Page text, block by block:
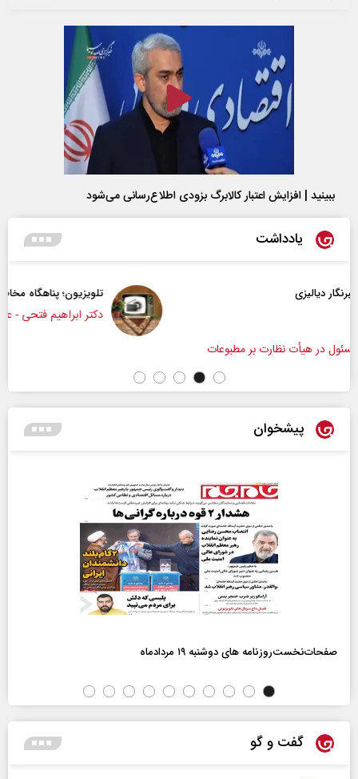
ببینید | افزایش اعتبار کالابرگ بزودی اطلاع‌رسانی می‌شود
یادداشت
تلویزیون؛ پناهگاه مخاطب در روزهای ابهام
دکتر ابراهیم فتحی - عضو هیات علمی دانشگاه
پیشخوان
صفحات‌نخست‌روزنامه ها‌ی دوشنبه ۱۹ مردادماه
گفت و گو